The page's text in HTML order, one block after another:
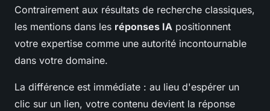
Contrairement aux résultats de recherche classiques,
les mentions dans les réponses IA positionnent
votre expertise comme une autorité incontournable
dans votre domaine.
La différence est immédiate : au lieu d'espérer un
clic sur un lien, votre contenu devient la réponse